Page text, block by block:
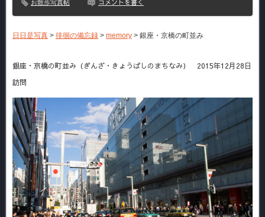
お散歩写真帖
コメントを書く
日日是写真 > 徘徊の備忘録 > memory > 銀座・京橋の町並み
銀座・京橋の町並み（ぎんざ・きょうばしのまちなみ） 2015年12月28日
訪問